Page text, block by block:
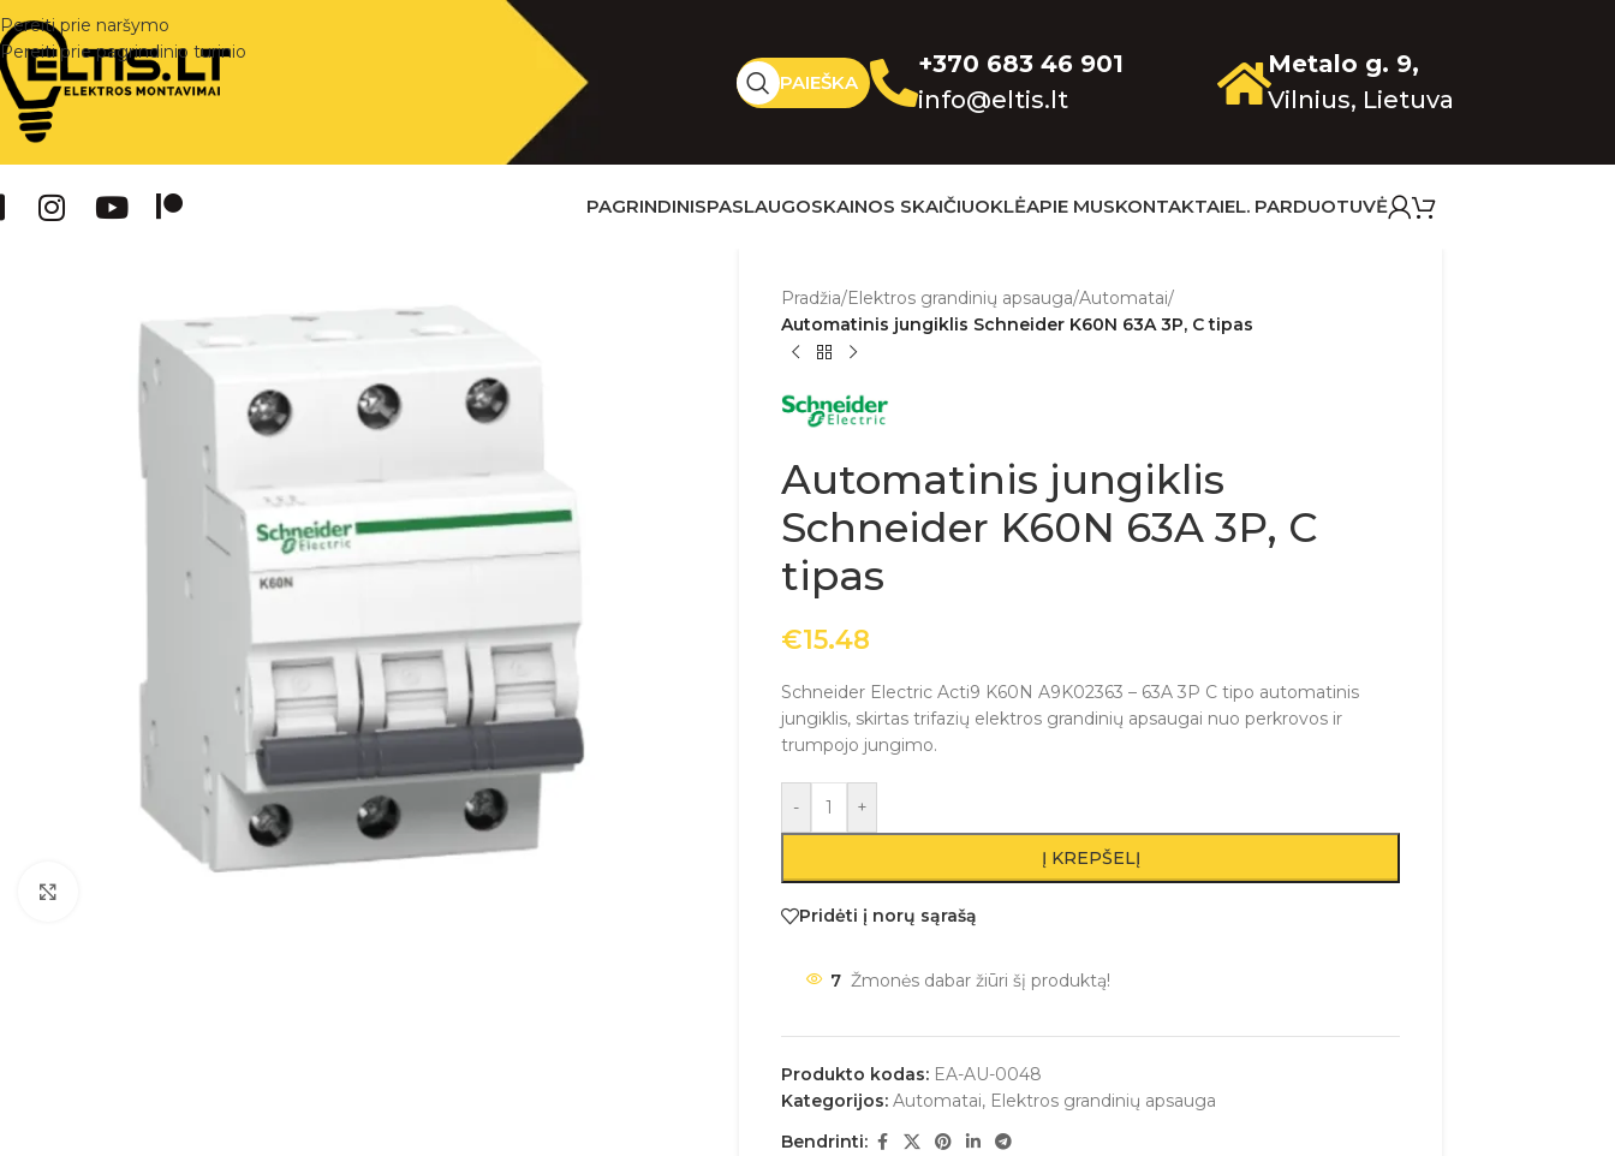
Pereiti prie naršymo
Pereiti prie pagrindinio turinio
PAIEŠKA
+370 683 46 901
info@eltis.lt
Metalo g. 9,
Vilnius, Lietuva
PAGRINDINISPASLAUGOSKAINOS SKAIČIUOKLĖAPIE MUSKONTAKTAIEL. PARDUOTUVĖ
Pradžia/Elektros grandinių apsauga/Automatai/
Automatinis jungiklis Schneider K60N 63A 3P, C tipas
Automatinis jungiklis
Schneider K60N 63A 3P, C
tipas
€15.48
Schneider Electric Acti9 K60N A9K02363 – 63A 3P C tipo automatinis
jungiklis, skirtas trifazių elektros grandinių apsaugai nuo perkrovos ir
trumpojo jungimo.
- +
Į KREPŠELĮ
Pridėti į norų sąrašą
7 Žmonės dabar žiūri šį produktą!
Produkto kodas: EA-AU-0048
Kategorijos: Automatai, Elektros grandinių apsauga
Bendrinti: